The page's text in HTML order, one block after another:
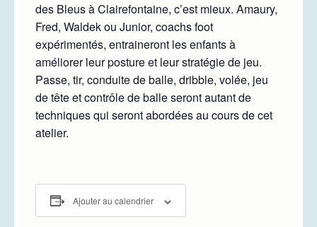
des Bleus à Clairefontaine, c’est mieux. Amaury,
Fred, Waldek ou Junior, coachs foot
expérimentés, entraineront les enfants à
améliorer leur posture et leur stratégie de jeu.
Passe, tir, conduite de balle, dribble, volée, jeu
de tête et contrôle de balle seront autant de
techniques qui seront abordées au cours de cet
atelier.
Ajouter au calendrier